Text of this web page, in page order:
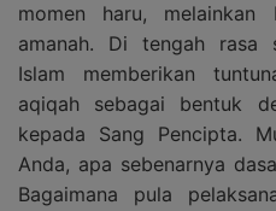
momen haru,
amanah. Di tengah rasa
Islam memberikan
aqiqah sebagai bentuk
kepada Sang Pencipta.
Anda, apa sebenarnya
Bagaimana pula